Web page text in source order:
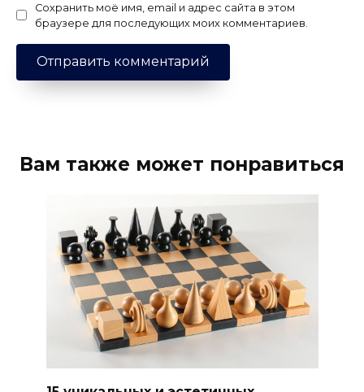
Сохранить моё имя, email и адрес сайта в этом
браузере для последующих моих комментариев.
Вам также может понравиться